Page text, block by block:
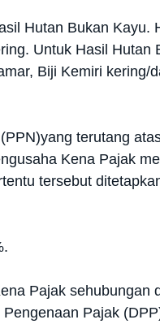
Hutan Bukan Kayu.
Untuk Hasil Hutan
Biji Kemiri kering/
terutang
Kena Pajak
tersebut
Pajak sehubungan
Pajak